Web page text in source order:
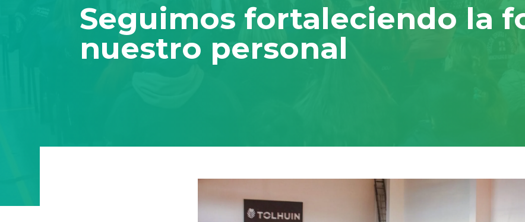
Seguimos fortaleciendo la
nuestro personal